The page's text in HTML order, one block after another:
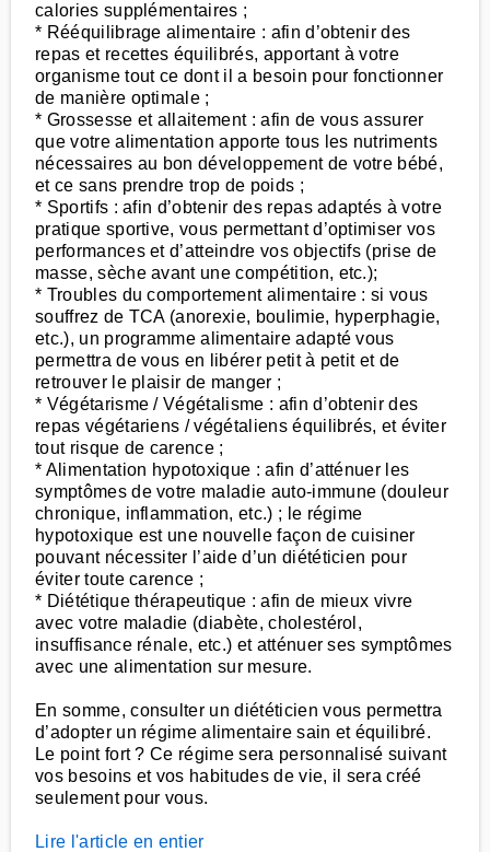
calories supplémentaires ;
* Rééquilibrage alimentaire : afin d’obtenir des
repas et recettes équilibrés, apportant à votre
organisme tout ce dont il a besoin pour fonctionner
de manière optimale ;
* Grossesse et allaitement : afin de vous assurer
que votre alimentation apporte tous les nutriments
nécessaires au bon développement de votre bébé,
et ce sans prendre trop de poids ;
* Sportifs : afin d’obtenir des repas adaptés à votre
pratique sportive, vous permettant d’optimiser vos
performances et d’atteindre vos objectifs (prise de
masse, sèche avant une compétition, etc.);
* Troubles du comportement alimentaire : si vous
souffrez de TCA (anorexie, boulimie, hyperphagie,
etc.), un programme alimentaire adapté vous
permettra de vous en libérer petit à petit et de
retrouver le plaisir de manger ;
* Végétarisme / Végétalisme : afin d’obtenir des
repas végétariens / végétaliens équilibrés, et éviter
tout risque de carence ;
* Alimentation hypotoxique : afin d’atténuer les
symptômes de votre maladie auto-immune (douleur
chronique, inflammation, etc.) ; le régime
hypotoxique est une nouvelle façon de cuisiner
pouvant nécessiter l’aide d’un diététicien pour
éviter toute carence ;
* Diététique thérapeutique : afin de mieux vivre
avec votre maladie (diabète, cholestérol,
insuffisance rénale, etc.) et atténuer ses symptômes
avec une alimentation sur mesure.
En somme, consulter un diététicien vous permettra
d’adopter un régime alimentaire sain et équilibré.
Le point fort ? Ce régime sera personnalisé suivant
vos besoins et vos habitudes de vie, il sera créé
seulement pour vous.
Lire l'article en entier